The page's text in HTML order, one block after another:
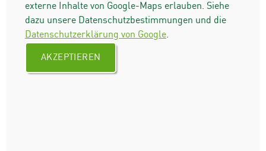
externe Inhalte von Google-Maps erlauben. Siehe
dazu unsere Datenschutzbestimmungen und die
Datenschutzerklärung von Google.
AKZEPTIEREN